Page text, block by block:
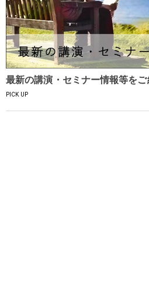
最新の講演・セミナー情報等を
PICK UP